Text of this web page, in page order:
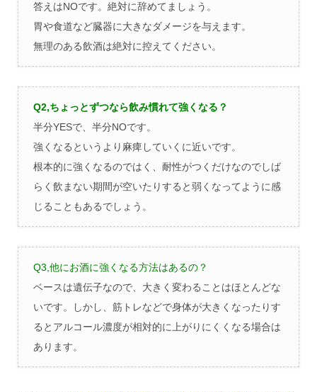
答えはNOです。絶対に辞めてましょう。
胃や食道など臓器に大きなダメージを与えます。
無理のある飲酒は絶対に控えてください。
Q2,ちょっとずつなら飲み慣れて強くなる？
半分YESで、半分NOです。
強くなるというより麻痺していくに近いです。
根本的に強くなるのではく、耐性がつくだけなのでしば
らく飲まない期間が空いたりすると弱くなってように感
じることもあるでしょう。
Q3,他にお酒に強くなる方法はあるの？
ベースは遺伝子なので、大きく変わることはほとんどな
いです。しかし、筋トレなどで身体が大きくなったりす
るとアルコール濃度が相対的に上がりにくくなる場合は
あります。